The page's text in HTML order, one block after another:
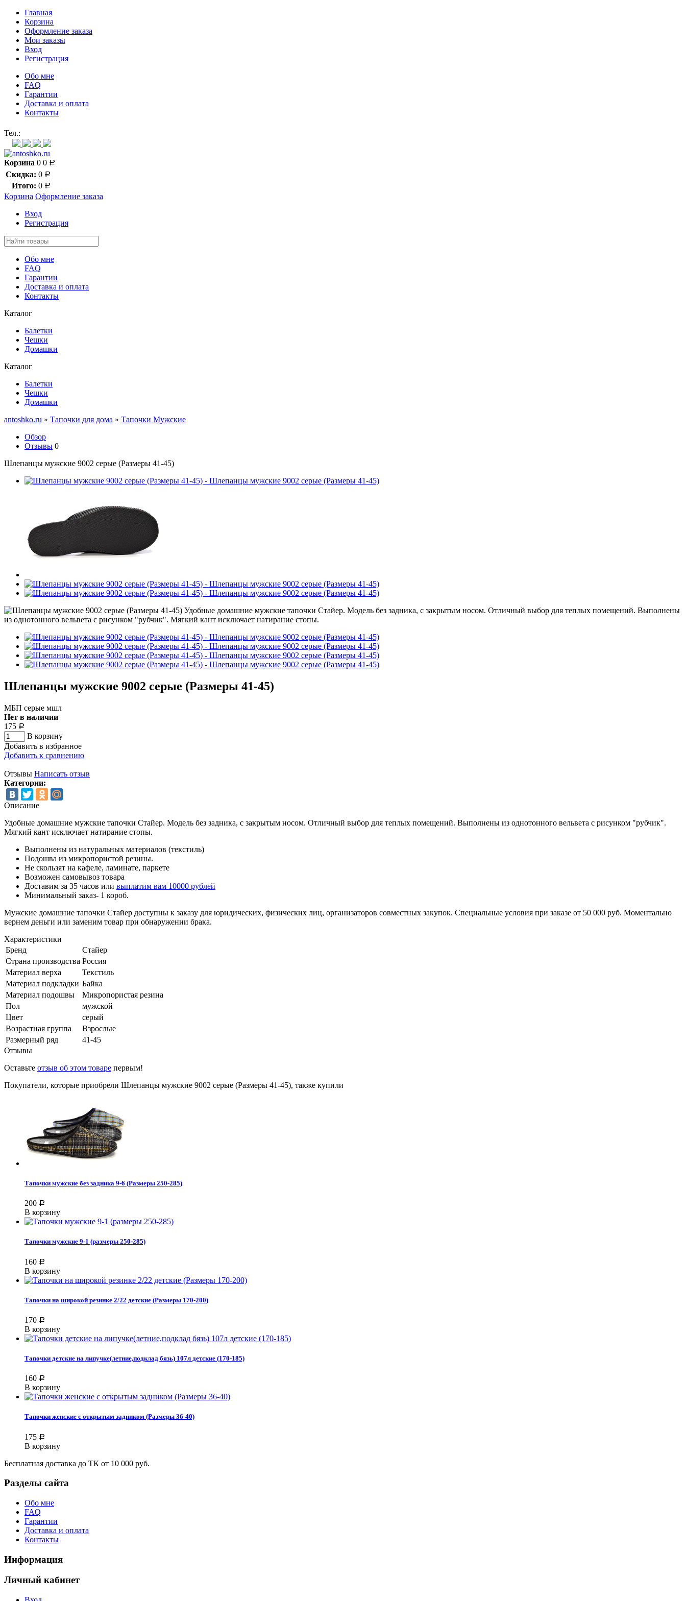
Главная
Корзина
Оформление заказа
Мои заказы
Вход
Регистрация
Обо мне
FAQ
Гарантии
Доставка и оплата
Контакты
Тел.:
Корзина 0 0 Р
Скидка: 0 Р
Итого: 0 Р
Корзина Оформление заказа
Вход
Регистрация
Обо мне
FAQ
Гарантии
Доставка и оплата
Контакты
Каталог
Балетки
Чешки
Домашки
Каталог
Балетки
Чешки
Домашки
antoshko.ru » Тапочки для дома » Тапочки Мужские
Обзор
Отзывы 0
Шлепанцы мужские 9002 серые (Размеры 41-45)
Шлепанцы мужские 9002 серые (Размеры 41-45)
МБП серые мшл
Нет в наличии
175 Р
В корзину
Добавить в избранное
Добавить к сравнению
Отзывы Написать отзыв
Категории:
Описание
Удобные домашние мужские тапочки Стайер. Модель без задника, с закрытым носом. Отличный выбор для теплых помещений. Выполнены из однотонного вельвета с рисунком "рубчик".
Мягкий кант исключает натирание стопы.
Выполнены из натуральных материалов (текстиль)
Подошва из микропористой резины.
Не скользят на кафеле, ламинате, паркете
Возможен самовывоз товара
Доставим за 35 часов или выплатим вам 10000 рублей
Минимальный заказ- 1 короб.
Мужские домашние тапочки Стайер доступны к заказу для юридических, физических лиц, организаторов совместных закупок. Специальные условия при заказе от 50 000 руб. Моментально
вернем деньги или заменим товар при обнаружении брака.
Характеристики
Бренд
Стайер
Страна производства Россия
Материал верха
Текстиль
Материал подкладки Байка
Материал подошвы
Микропористая резина
Пол
мужской
Цвет
серый
Возрастная группа
Взрослые
Размерный ряд
41-45
Отзывы
Оставьте отзыв об этом товаре первым!
Покупатели, которые приобрели Шлепанцы мужские 9002 серые (Размеры 41-45), также купили
Тапочки мужские без задника 9-6 (Размеры 250-285)
200 Р
В корзину
Тапочки мужские 9-1 (размеры 250-285)
160 Р
В корзину
Тапочки на широкой резинке 2/22 детские (Размеры 170-200)
170 Р
В корзину
Тапочки детские на липучке(летние,подклад бязь) 107л детские (170-185)
160 Р
В корзину
Тапочки женские с открытым задником (Размеры 36-40)
175 Р
В корзину
Бесплатная доставка до ТК от 10 000 руб.
Разделы сайта
Обо мне
FAQ
Гарантии
Доставка и оплата
Контакты
Информация
Личный кабинет